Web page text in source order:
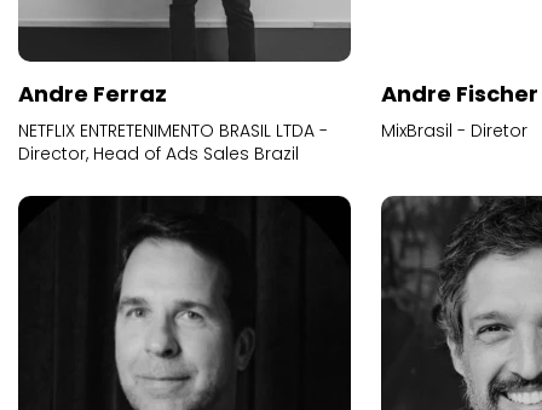
Andre Ferraz
NETFLIX ENTRETENIMENTO BRASIL LTDA -
Director, Head of Ads Sales Brazil
Andre Fischer
MixBrasil - Diretor